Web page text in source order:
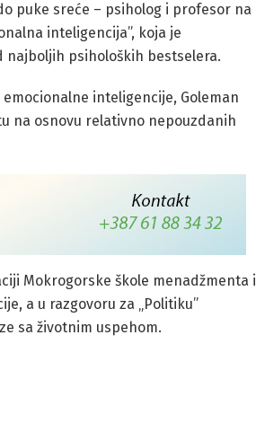
puke sreće – psiholog i profesor na
inteligencija”, koja je
najboljih psiholoških bestselera.
inteligencije, Goleman
na osnovu relativno nepouzdanih
Mokrogorske škole menadžmenta i
a u razgovoru za „Politiku”
sa životnim uspehom.